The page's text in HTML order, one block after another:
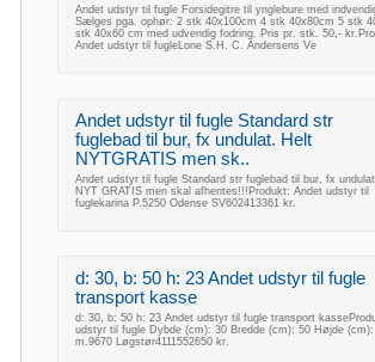
Andet udstyr til fugle Forsidegitre til ynglebure med
Sælges pga. ophør: 2 stk 40x100cm 4 stk 40x80cm 5 stk
stk 40x60 cm med udvendig fodring. Pris pr. stk. 50,-
Andet udstyr til fugleLone S.H. C. Andersens Ve
Andet udstyr til fugle Standard str
fuglebad til bur, fx undulat. Helt
NYTGRATIS men sk..
Andet udstyr til fugle Standard str fuglebad til bur, fx
NYT GRATIS men skal afhentes!!!Produkt: Andet udstyr til
fuglekarina P.5250 Odense SV602413361 kr.
d: 30, b: 50 h: 23 Andet udstyr til fugle
transport kasse
d: 30, b: 50 h: 23 Andet udstyr til fugle transport
udstyr til fugle Dybde (cm): 30 Bredde (cm): 50 Højde (cm):
m.9670 Løgstør4111552650 kr.